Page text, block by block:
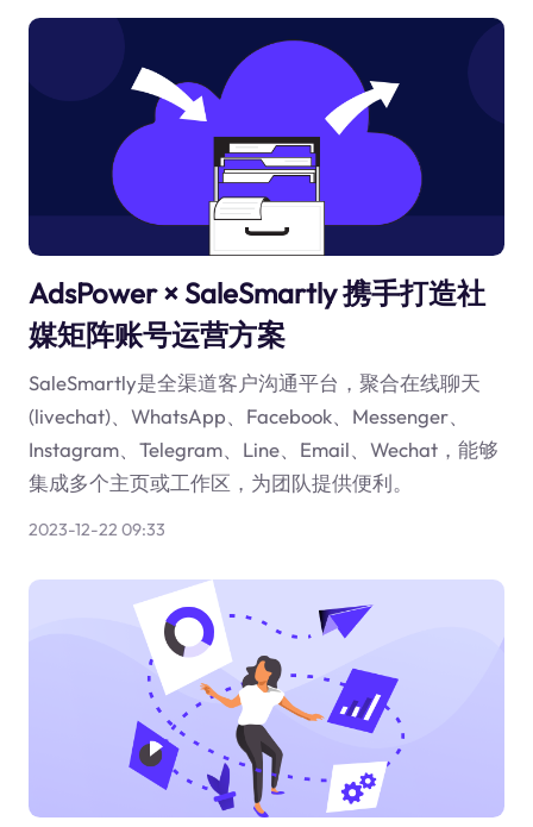
AdsPower × SaleSmartly 携手打造社
媒矩阵账号运营方案
SaleSmartly是全渠道客户沟通平台，聚合在线聊天
(livechat)、WhatsApp、Facebook、Messenger、
Instagram、Telegram、Line、Email、Wechat，能够
集成多个主页或工作区，为团队提供便利。
2023-12-22 09:33